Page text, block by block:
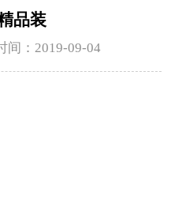
品装
：2019-09-04